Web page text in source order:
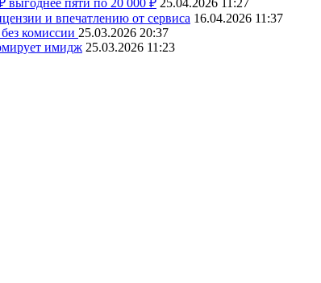
и впечатлению от сервиса 16.04.2026 11:37
комиссии 25.03.2026 20:37
имидж 25.03.2026 11:23